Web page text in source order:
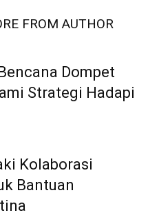
FROM AUTHOR
Dompet
Strategi Hadapi
Kolaborasi
Bantuan